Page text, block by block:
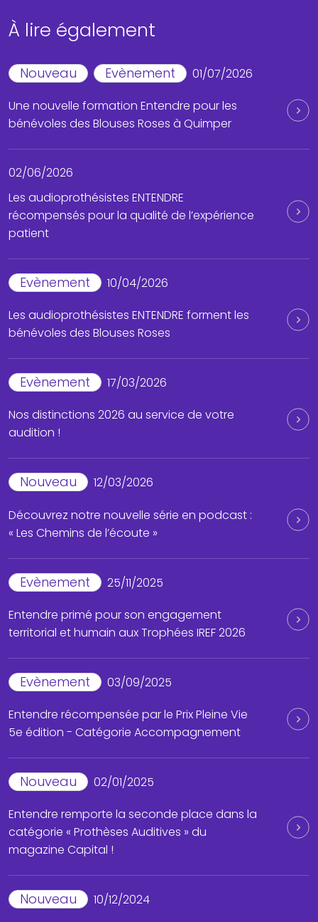
À lire également
Nouveau Evènement
01/07/2026
Une nouvelle formation Entendre pour les
bénévoles des Blouses Roses à Quimper
02/06/2026
Les audioprothésistes ENTENDRE
récompensés pour la qualité de l’expérience
patient
Evènement
10/04/2026
Les audioprothésistes ENTENDRE forment les
bénévoles des Blouses Roses
Evènement
17/03/2026
Nos distinctions 2026 au service de votre
audition !
Nouveau
12/03/2026
Découvrez notre nouvelle série en podcast :
« Les Chemins de l’écoute »
Evènement
25/11/2025
Entendre primé pour son engagement
territorial et humain aux Trophées IREF 2026
Evènement
03/09/2025
Entendre récompensée par le Prix Pleine Vie
5e édition - Catégorie Accompagnement
Nouveau
02/01/2025
Entendre remporte la seconde place dans la
catégorie « Prothèses Auditives » du
magazine Capital !
Nouveau
10/12/2024